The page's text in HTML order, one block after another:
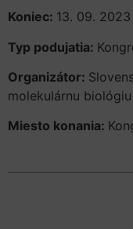
Koniec: 13. 09. 2023
Typ podujatia:
Organizátor:
molekulárnu biológiu
Miesto konania: